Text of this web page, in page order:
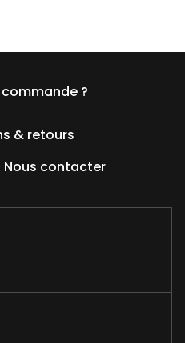
peuvent
choisies
la
du
?
& retours
Nous contacter